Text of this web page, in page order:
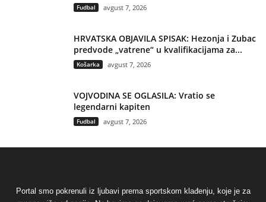
Fudbal avgust 7, 2026
HRVATSKA OBJAVILA SPISAK: Hezonja i Zubac
predvode „vatrene“ u kvalifikacijama za...
Košarka avgust 7, 2026
VOJVODINA SE OGLASILA: Vratio se
legendarni kapiten
Fudbal avgust 7, 2026
Portal smo pokrenuli iz ljubavi prema sportskom klađenju, koje je za